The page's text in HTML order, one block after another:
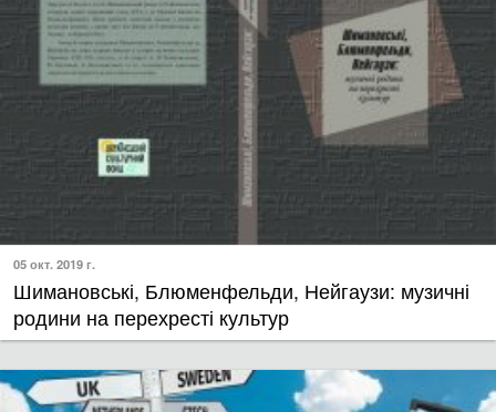
05 окт. 2019 г.
Шимановські, Блюменфельди, Нейгаузи: музичні
родини на перехресті культур